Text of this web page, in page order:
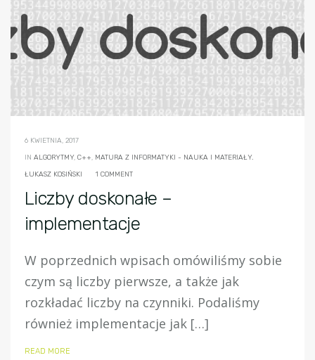
6 KWIETNIA, 2017
IN ALGORYTMY, C++, MATURA Z INFORMATYKI - NAUKA I MATERIAŁY.
ŁUKASZ KOSIŃSKI
1 COMMENT
Liczby doskonałe –
implementacje
W poprzednich wpisach omówiliśmy sobie
czym są liczby pierwsze, a także jak
rozkładać liczby na czynniki. Podaliśmy
również implementacje jak […]
READ MORE